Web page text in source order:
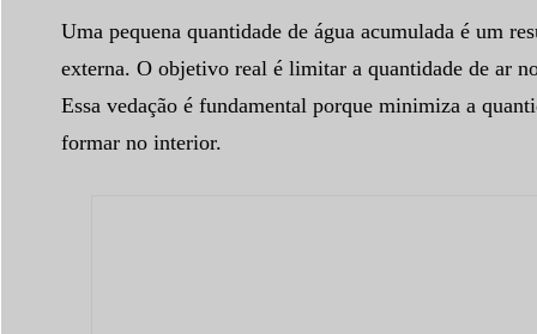
Uma pequena quantidade de água acumulada é um
externa. O objetivo real é limitar a quantidade de ar
Essa vedação é fundamental porque minimiza a
formar no interior.